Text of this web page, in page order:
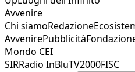
Avvenire
Chi siamoRedazione
AvvenirePubblicità
Mondo CEI
SIRRadio InBluTV2000FISC